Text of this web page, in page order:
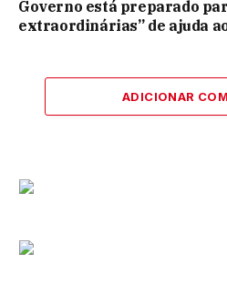
Governo está preparado
extraordinárias” de ajuda
ADICIONAR